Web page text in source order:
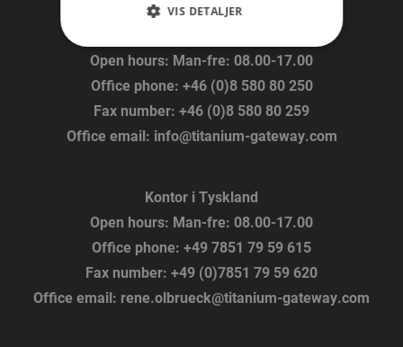
Open hours: Man-fre: 08.00-17.00
Office phone: +46 (0)8 580 80 250
Fax number: +46 (0)8 580 80 259
Office email: info@titanium-gateway.com
Kontor i Tyskland
Open hours: Man-fre: 08.00-17.00
Office phone: +49 7851 79 59 615
Fax number: +49 (0)7851 79 59 620
Office email: rene.olbrueck@titanium-gateway.com
VIS DETALJER